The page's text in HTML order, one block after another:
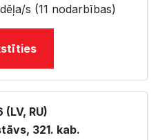
s (11 nodarbības)
RU)
321. kab.